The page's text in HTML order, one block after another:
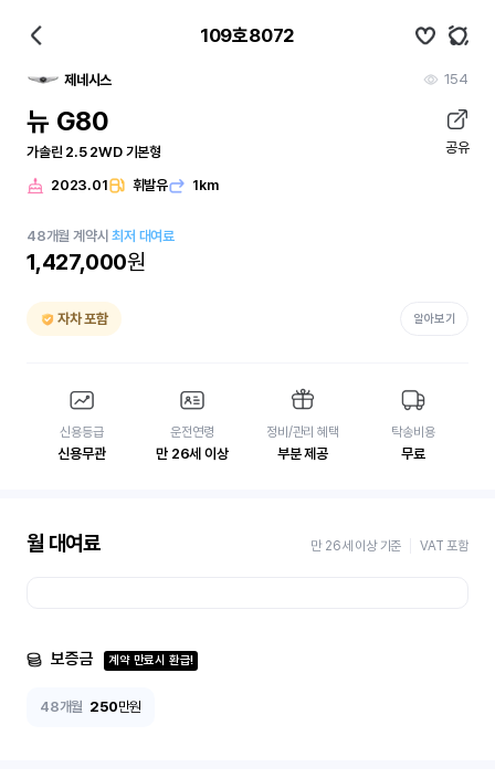
109호8072
제네시스 154
뉴 G80
가솔린 2.5 2WD 기본형 공유
2023.01 휘발유 1km
48개월 계약시최저 대여료
1,427,000원
자차 포함 알아보기
신용등급
신용무관
운전연령
만 26세 이상
정비/관리 혜택
부분 제공
탁송비용
무료
월 대여료 만 26세 이상 기준 VAT 포함
보증금 계약 만료시 환급!
48개월 250만원